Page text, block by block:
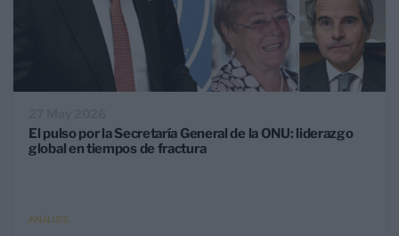
El pulso por la Secretaría General de la ONU: liderazgo
global en tiempos de fractura
ANÁLISIS